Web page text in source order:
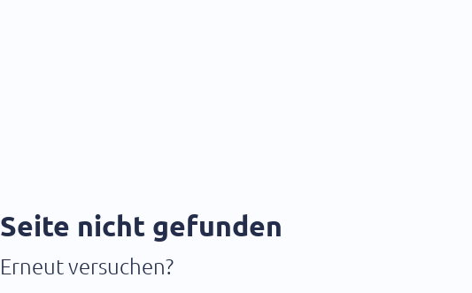
Seite nicht gefunden
Erneut versuchen?